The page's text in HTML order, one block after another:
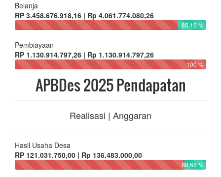
Belanja
RP 3.458.676.918,16 | Rp 4.061.774.080,26
85.15 %
Pembiayaan
RP 1.130.914.797,26 | Rp 1.130.914.797,26
100 %
APBDes 2025 Pendapatan
Realisasi | Anggaran
Hasil Usaha Desa
RP 121.031.750,00 | Rp 136.483.000,00
88.68 %